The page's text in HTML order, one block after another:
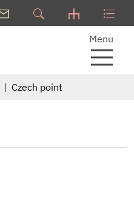
Menu
Czech point